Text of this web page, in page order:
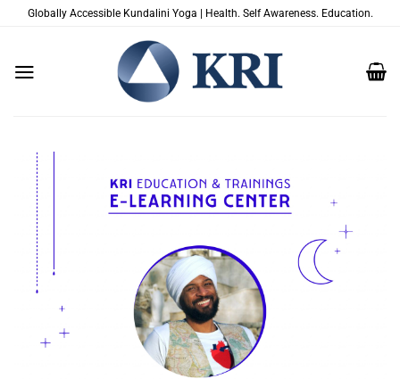
ZumGlobally Accessible Kundalini Yoga | Health. Self Awareness. Education.